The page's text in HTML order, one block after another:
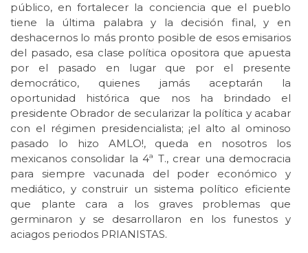
público, en fortalecer la conciencia que el pueblo
tiene la última palabra y la decisión final, y en
deshacernos lo más pronto posible de esos emisarios
del pasado, esa clase política opositora que apuesta
por el pasado en lugar que por el presente
democrático, quienes jamás aceptarán la
oportunidad histórica que nos ha brindado el
presidente Obrador de secularizar la política y acabar
con el régimen presidencialista; ¡el alto al ominoso
pasado lo hizo AMLO!, queda en nosotros los
mexicanos consolidar la 4ª T., crear una democracia
para siempre vacunada del poder económico y
mediático, y construir un sistema político eficiente
que plante cara a los graves problemas que
germinaron y se desarrollaron en los funestos y
aciagos periodos PRIANISTAS.